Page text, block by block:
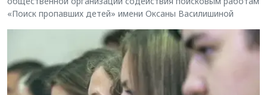
«Поиск пропавших детей» имени Оксаны Василишиной